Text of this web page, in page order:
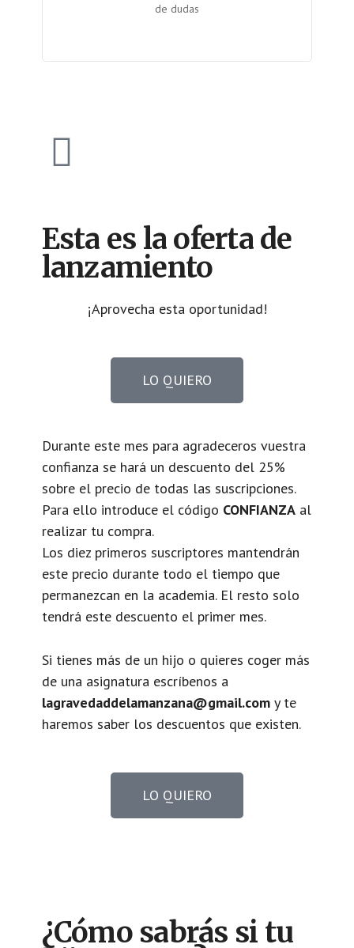
de dudas
Esta es la oferta de
lanzamiento
¡Aprovecha esta oportunidad!
LO QUIERO
Durante este mes para agradeceros vuestra
confianza se hará un descuento del 25%
sobre el precio de todas las suscripciones.
Para ello introduce el código CONFIANZAal
realizar tu compra.
Los diez primeros suscriptores mantendrán
este precio durante todo el tiempo que
permanezcan en la academia. El resto solo
tendrá este descuento el primer mes.
Si tienes más de un hijo o quieres coger más
de una asignatura escríbenos a
lagravedaddelamanzana@gmail.com y te
haremos saber los descuentos que existen.
LO QUIERO
¿Cómo sabrás si tu